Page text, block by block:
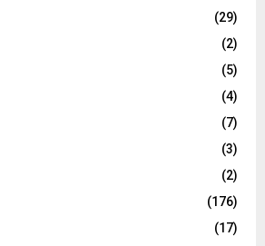
(29)
(2)
(5)
(4)
(7)
(3)
(2)
(176)
(17)